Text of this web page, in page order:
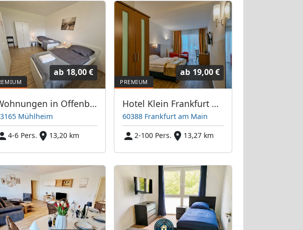
ab 18,00 €
Wohnungen in Offenbach, Frankfurt, Hanau, Eschborn und Umgebung
Mühlheim
4-6 Pers.
13,20 km
ab 19,00 €
Hotel Klein Frankfurt Ost
60388 Frankfurt am Main
2-100 Pers.
13,27 km